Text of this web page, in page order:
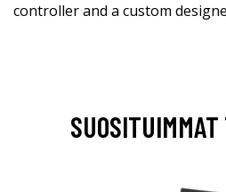
controller and a custom